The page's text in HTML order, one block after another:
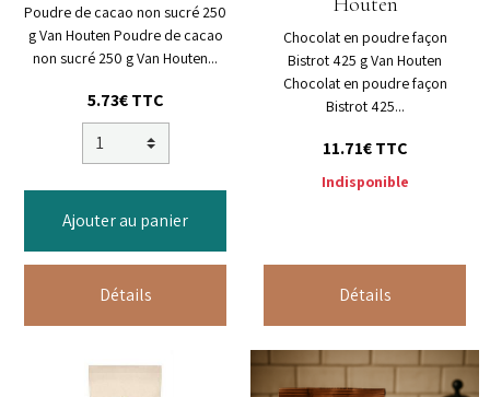
Poudre de cacao non sucré 250
g Van Houten Poudre de cacao
non sucré 250 g Van Houten...
5.73€ TTC
Ajouter au panier
Détails
Chocolat en poudre façon
Bistrot 425 g Van Houten
Chocolat en poudre façon
Bistrot 425...
11.71€ TTC
Indisponible
Détails